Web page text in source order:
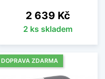
Cena
2 639 Kč
2 ks skladem
DOPRAVA ZDARMA